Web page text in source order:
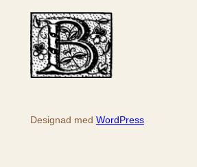
k
Designad med WordPress